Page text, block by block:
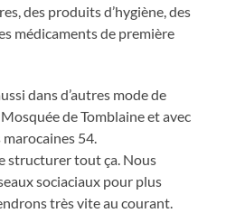
des produits d’hygiène, des
médicaments de première
dans d’autres mode de
de Tomblaine et avec
marocaines 54.
structurer tout ça. Nous
sociaciaux pour plus
très vite au courant.